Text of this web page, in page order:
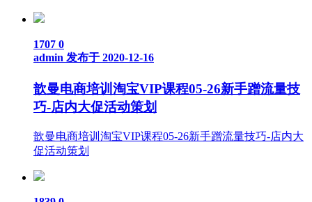
1707 0
admin 发布于 2020-12-16
歆曼电商培训淘宝VIP课程05-26新手蹭流量技
巧-店内大促活动策划
歆曼电商培训淘宝VIP课程05-26新手蹭流量技巧-店内大
促活动策划